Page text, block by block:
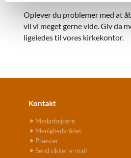
Oplever du problemer med at
vil vi meget gerne vide. Giv da
ligeledes til vores kirkekontor.
Kontakt
Medarbejdere
Menighedsrådet
Præster
Send sikker e-mail